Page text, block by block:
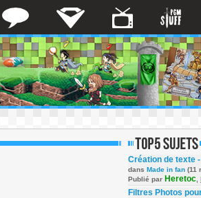
Création de texte
dans Made in fan (11
Publié par Heretoc
Filtres Photos